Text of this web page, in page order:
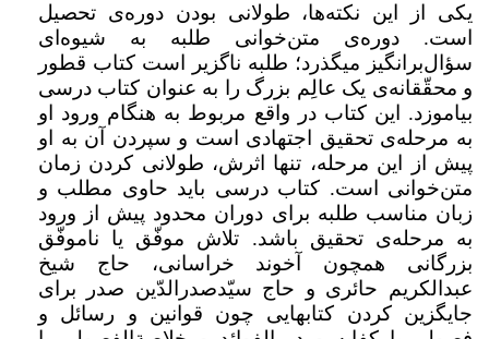
یکی از این نکته‌ها، طولانی بودن دوره‌ی تحصیل
است. دوره‌ی متن‌خوانی طلبه به شیوه‌ای
سؤال‌برانگیز میگذرد؛ طلبه ناگزیر است کتاب قطور
و محقّقانه‌ی یک عالِم بزرگ را به عنوان کتاب درسی
بیاموزد. این کتاب در واقع مربوط به هنگام ورود او
به مرحله‌ی تحقیق اجتهادی است و سپردن آن به او
پیش از این مرحله، تنها اثرش، طولانی کردن زمان
متن‌خوانی است. کتاب درسی باید حاوی مطلب و
زبان مناسب طلبه برای دوران محدود پیش از ورود
به مرحله‌ی تحقیق باشد. تلاش موفّق یا ناموفّق
بزرگانی همچون آخوند خراسانی، حاج شیخ
عبدالکریم حائری و حاج سیّدصدرالدّین صدر برای
جایگزین کردن کتابهایی چون قوانین و رسائل و